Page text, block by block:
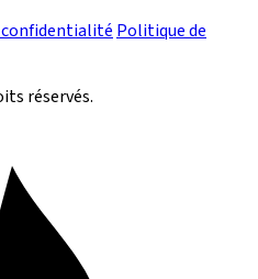
Politique de
réservés.